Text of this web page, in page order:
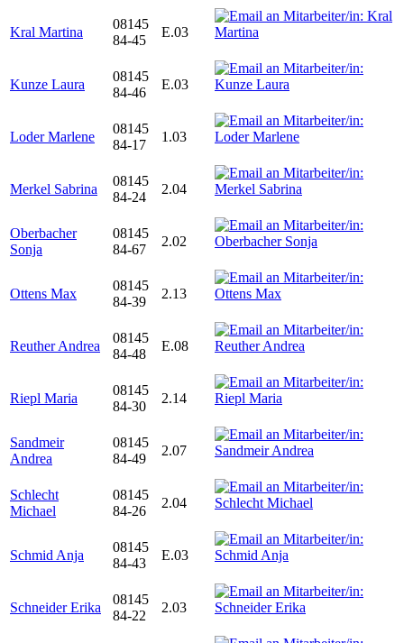
Kral Martina
08145
84-45
E.03
Kunze Laura
08145
84-46
E.03
Loder Marlene
08145
84-17
1.03
Merkel Sabrina
08145
84-24
2.04
Oberbacher
Sonja
08145
84-67
2.02
Ottens Max
08145
84-39
2.13
Reuther Andrea
08145
84-48
E.08
Riepl Maria
08145
84-30
2.14
Sandmeir
Andrea
08145
84-49
2.07
Schlecht
Michael
08145
84-26
2.04
Schmid Anja
08145
84-43
E.03
Schneider Erika
08145
84-22
2.03